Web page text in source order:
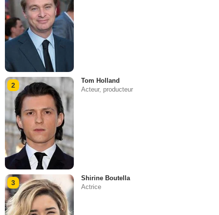
2
Tom Holland
Acteur, producteur
3
Shirine Boutella
Actrice